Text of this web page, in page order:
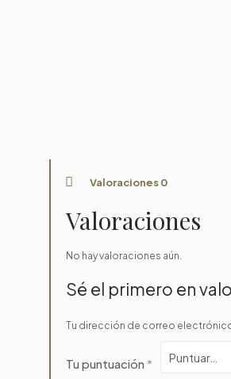
Valoraciones0
Valoraciones
No hay valoraciones aún.
Sé el primero en
Tu dirección de correo
Tu puntuación *